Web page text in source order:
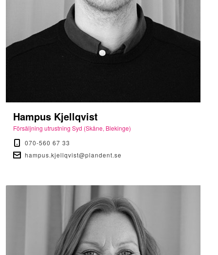
Hampus Kjellqvist
Försäljning utrustning Syd (Skåne, Blekinge)
070-560 67 33
hampus.kjellqvist@plandent.se